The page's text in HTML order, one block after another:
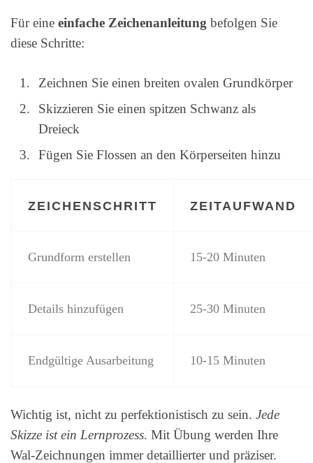
Für eine einfache Zeichenanleitung befolgen Sie
diese Schritte:
Zeichnen Sie einen breiten ovalen Grundkörper
Skizzieren Sie einen spitzen Schwanz als
Dreieck
Fügen Sie Flossen an den Körperseiten hinzu
ZEICHENSCHRITT ZEITAUFWAND
Grundform erstellen 15-20 Minuten
Details hinzufügen 25-30 Minuten
Endgültige Ausarbeitung 10-15 Minuten
Wichtig ist, nicht zu perfektionistisch zu sein. Jede
Skizze ist ein Lernprozess. Mit Übung werden Ihre
Wal-Zeichnungen immer detaillierter und präziser.